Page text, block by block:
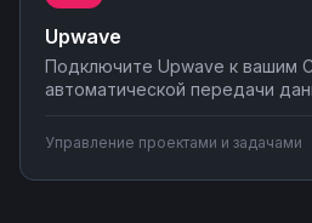
Upwave
Подключите Upwave к вашим
автоматической передачи
платформами и отчетными
Автоматизируйте обработку
и создавайте единую
Управление проектами и задачами